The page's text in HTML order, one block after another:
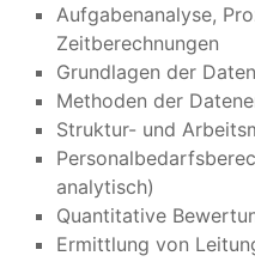
Aufgabenanalyse,
Zeitberechnungen
Grundlagen der
Methoden der
Struktur- und
analytisch)
Quantitative
Ermittlung von